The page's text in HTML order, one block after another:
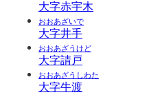
大字赤宇木
おおあざいで
大字井手
おおあざうけど
大字請戸
おおあざうしわた
大字牛渡